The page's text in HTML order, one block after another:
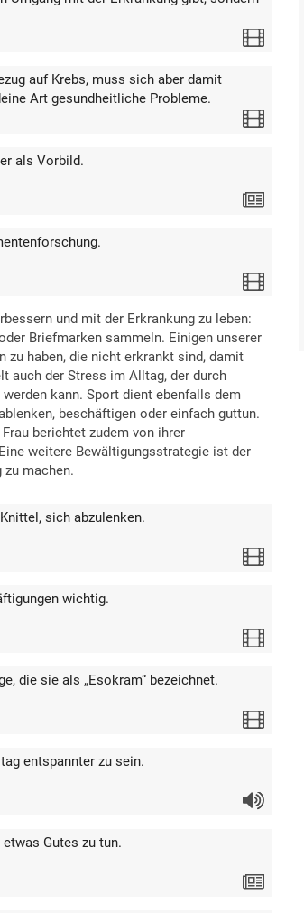
auf Krebs, muss sich aber damit
Art gesundheitliche Probleme.
als Vorbild.
und mit der Erkrankung zu leben:
Briefmarken sammeln. Einigen unserer
zu haben, die nicht erkrankt sind, damit
auch der Stress im Alltag, der durch
kann. Sport dient ebenfalls dem
beschäftigen oder einfach guttun.
berichtet zudem von ihrer
weitere Bewältigungsstrategie ist der
machen.
sich abzulenken.
wichtig.
die sie als „Esokram“ bezeichnet.
entspannter zu sein.
Gutes zu tun.